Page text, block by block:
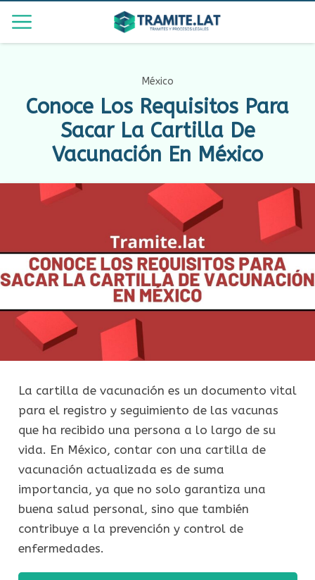
México
Conoce Los Requisitos Para
Sacar La Cartilla De
Vacunación En México
La cartilla de vacunación es un documento vital
para el registro y seguimiento de las vacunas
que ha recibido una persona a lo largo de su
vida. En México, contar con una cartilla de
vacunación actualizada es de suma
importancia, ya que no solo garantiza una
buena salud personal, sino que también
contribuye a la prevención y control de
enfermedades.